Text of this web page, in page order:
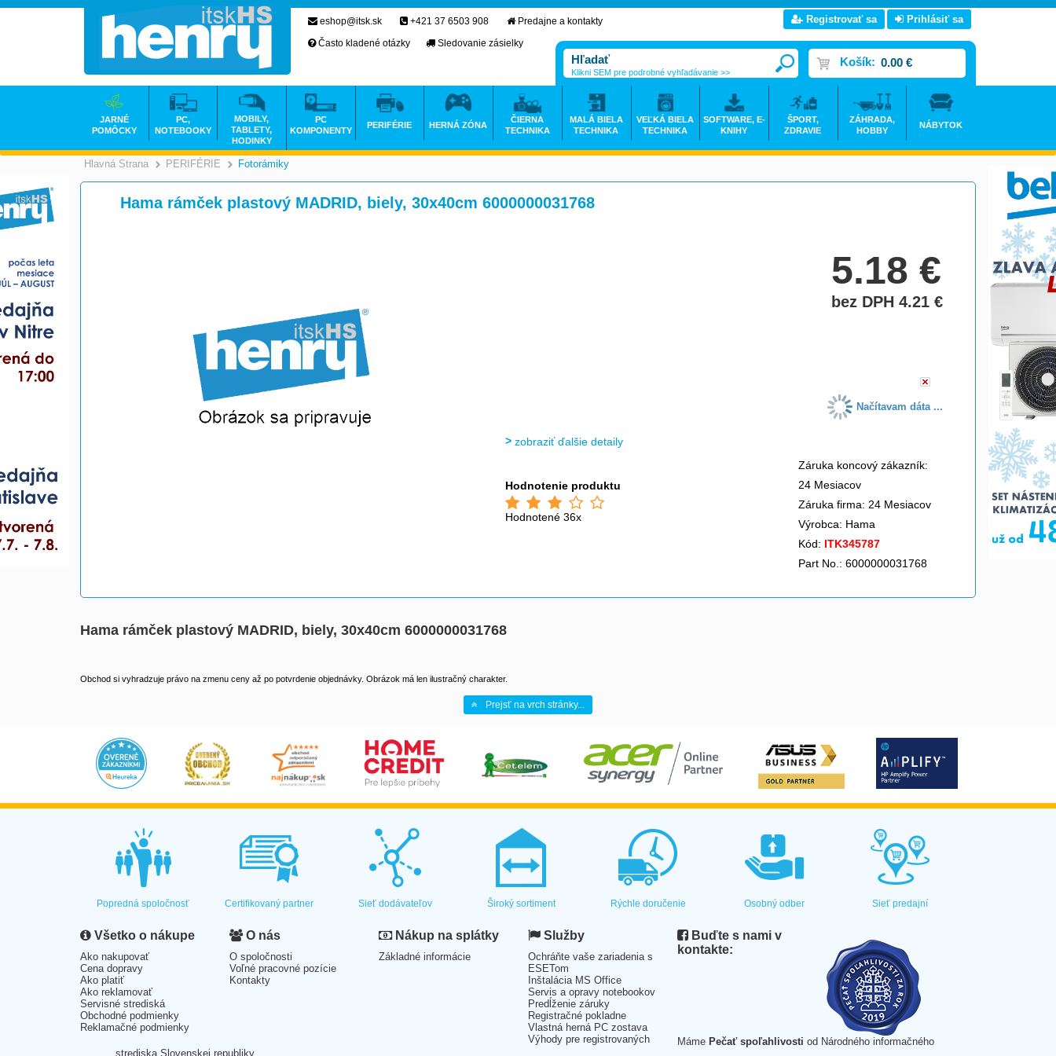
Hlavná Strana >
PERIFÉRIE >
Fotorámiky
Hama rámček plastový MADRID, biely, 30x40cm 6000000031768
5.18€
bez DPH 4.21€
Načítavam dáta ...
zobraziť ďalšie detaily
Hodnotenie produktu
Hodnotené 36x
Záruka koncový zákazník:
24 Mesiacov
Záruka firma: 24 Mesiacov
Výrobca: Hama
Kód: ITK345787
Part No.: 6000000031768
Hama rámček plastový MADRID, biely, 30x40cm 6000000031768
Obchod si vyhradzuje právo na zmenu ceny až po potvrdenie objednávky. Obrázok má len ilustračný charakter.
Prejsť na vrch stránky...
eshop@itsk.sk +421 37 6503 908
Predajne a kontakty
Často kladené otázky
Sledovanie zásielky
Registrovať sa Prihlásiť sa
Košík: 0.00 €
Klikni SEM pre podrobné vyhľadávanie >>
JARNÉ
POMÔCKY
PC,
NOTEBOOKY
MOBILY,
TABLETY,
HODINKY
PC
KOMPONENTY
PERIFÉRIE HERNÁ ZÓNA
ČIERNA
TECHNIKA
MALÁ BIELA
TECHNIKA
VEĽKÁ BIELA
TECHNIKA
SOFTWARE, E-
KNIHY
ŠPORT,
ZDRAVIE
ZÁHRADA,
HOBBY
NÁBYTOK
Popredná spoločnosť Certifikovaný partner Sieť dodávateľov Široký sortiment Rýchle doručenie Osobný odber Sieť predajní
Všetko o nákupe
Ako nakupovať
Cena dopravy
Ako platiť
Ako reklamovať
Servisné strediská
Obchodné podmienky
Reklamačné podmienky
O nás
O spoločnosti
Voľné pracovné pozície
Kontakty
Nákup na splátky
Základné informácie
Služby
Ochráňte vaše zariadenia s
ESETom
Inštalácia MS Office
Servis a opravy notebookov
Predĺženie záruky
Registračné pokladne
Vlastná herná PC zostava
Výhody pre registrovaných
Buďte s nami v
kontakte:
Máme Pečať spoľahlivosti od Národného informačného
strediska Slovenskej republiky